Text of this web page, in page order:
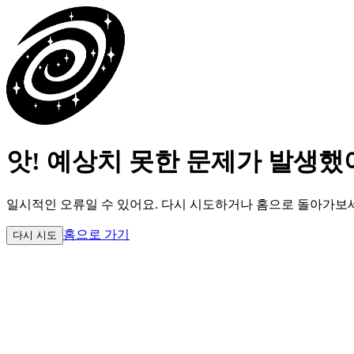
앗! 예상치 못한 문제가 발생했
일시적인 오류일 수 있어요. 다시 시도하거나 홈으로 돌아가보
다시 시도 홈으로 가기